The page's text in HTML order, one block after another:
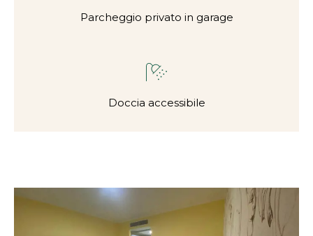
Parcheggio privato in garage
Doccia accessibile